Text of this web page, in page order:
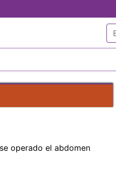
operado el abdomen